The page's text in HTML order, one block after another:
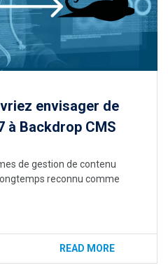
envisager de
à Backdrop CMS
de gestion de contenu
reconnu comme
READ MORE